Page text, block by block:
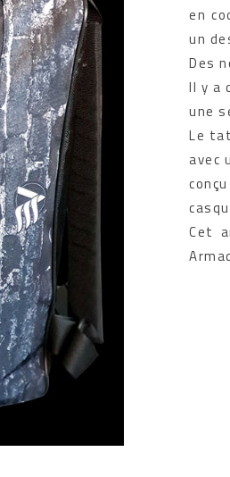
en
un
Des
Il y a
une
Le
avec
Cet